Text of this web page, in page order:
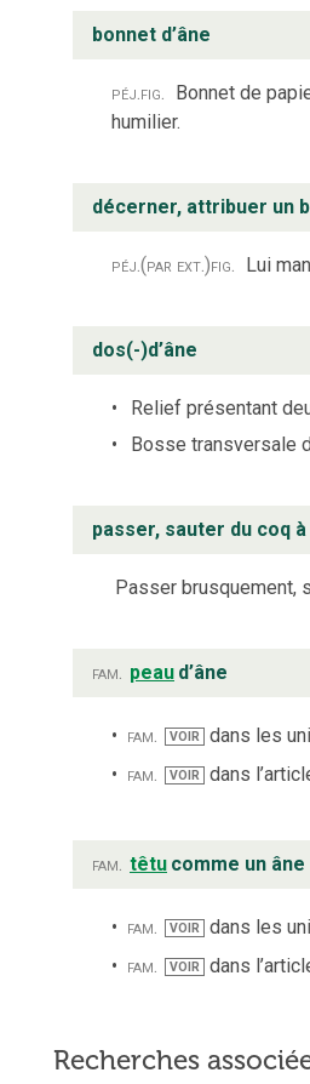
bonnet d’âne
péj.fig. Bonnet de
humilier.
décerner, attribuer un
péj.(par ext.)fig. Lui
dos(-)d’âne
Relief présentant
Bosse transversale
passer, sauter du coq à
Passer brusquement,
fam. peau d’âne
fam. VOIR dans les
fam.
VOIR dans
fam. têtu comme un âne
fam. VOIR dans les
fam.
VOIR dans
Recherches